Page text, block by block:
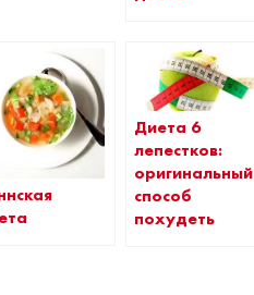
Диета 6
лепестков:
оригинальный
способ
похудеть